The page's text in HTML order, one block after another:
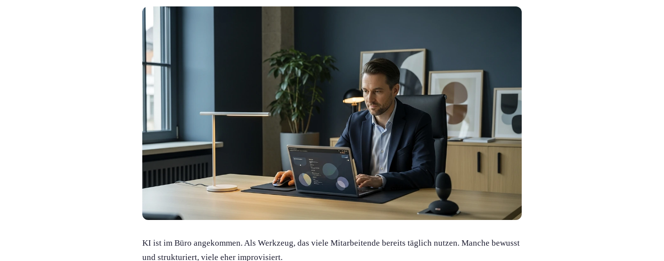
KI ist im Büro angekommen. Als Werkzeug, das viele Mitarbeitende bereits täglich nutzen. Manche bewusst
und strukturiert, viele eher improvisiert.